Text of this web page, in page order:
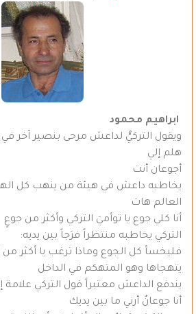
ابراهيم محمود
ويقول التركيُّ لداعش مرحى بنصير آخر
هلم إلي
أجوعان أنت
يخاطبه داعش في هيئة من ينهب كل
العالم هات
أنا كلي جوع يا توأميَ التركي وأكثر من جوعٍ
التركي يخاطبه منتظراً فرَجاً بين يديه:
فليخسأ كل الجوع وماذا ترغب يا أكثر من
يتهجاها وهو المتهكم في الداخل
يندفع الداعش معتبراً قول التركي علامة
أنا جوعانٌ أرني ما بين يديك